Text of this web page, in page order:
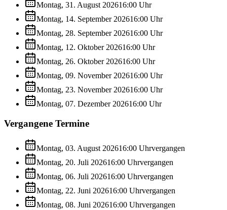
Montag, 31. August 202616:00 Uhr
Montag, 14. September 202616:00 Uhr
Montag, 28. September 202616:00 Uhr
Montag, 12. Oktober 202616:00 Uhr
Montag, 26. Oktober 202616:00 Uhr
Montag, 09. November 202616:00 Uhr
Montag, 23. November 202616:00 Uhr
Montag, 07. Dezember 202616:00 Uhr
Vergangene Termine
Montag, 03. August 202616:00 Uhrvergangen
Montag, 20. Juli 202616:00 Uhrvergangen
Montag, 06. Juli 202616:00 Uhrvergangen
Montag, 22. Juni 202616:00 Uhrvergangen
Montag, 08. Juni 202616:00 Uhrvergangen